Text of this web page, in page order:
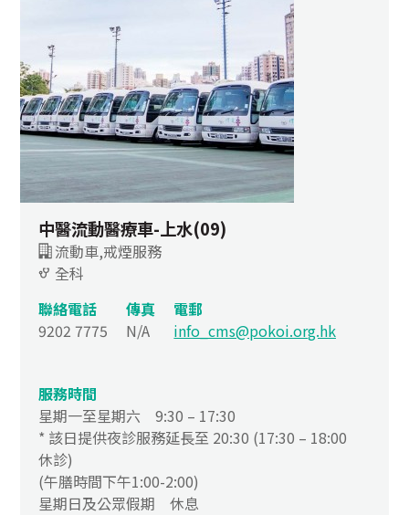
中醫流動醫療車-上水(09)
流動車,戒煙服務
全科
聯絡電話
9202 7775
傳真
N/A
電郵
info_cms@pokoi.org.hk
服務時間
星期一至星期六 9:30 – 17:30
* 該日提供夜診服務延長至 20:30 (17:30 – 18:00
休診)
(午膳時間下午1:00-2:00)
星期日及公眾假期 休息